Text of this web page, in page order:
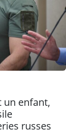
un enfant,
russes